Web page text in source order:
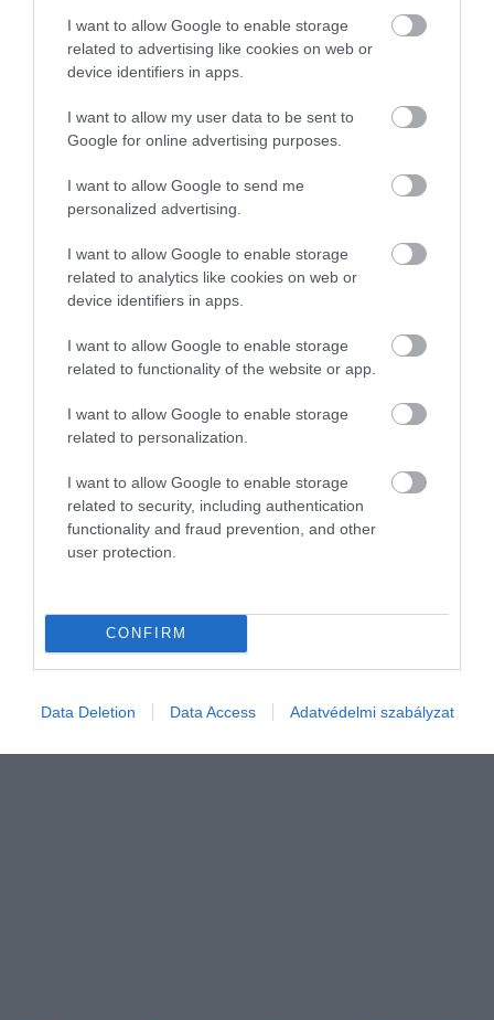
I want to allow Google to enable storage
related to advertising like cookies on web or
device identifiers in apps.
I want to allow my user data to be sent to
Google for online advertising purposes.
I want to allow Google to send me
personalized advertising.
I want to allow Google to enable storage
related to analytics like cookies on web or
device identifiers in apps.
I want to allow Google to enable storage
related to functionality of the website or app.
I want to allow Google to enable storage
related to personalization.
I want to allow Google to enable storage
related to security, including authentication
functionality and fraud prevention, and other
user protection.
CONFIRM
Data Deletion Data Access Adatvédelmi szabályzat
A NAV kommandósai kapcsolták le a szerb
bandavezért - videó
nagyüzemben működő számlagyárat buktattak le. A bűnözői
csoport igény szerint gyártotta megrendelőinek a meg nem történt